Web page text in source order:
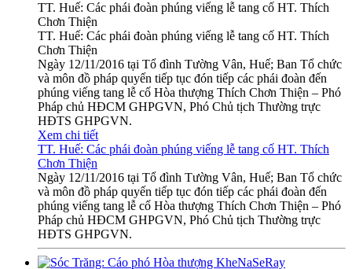
TT. Huế: Các phái đoàn phúng viếng lễ tang cố HT. Thích
Chơn Thiện
TT. Huế: Các phái đoàn phúng viếng lễ tang cố HT. Thích
Chơn Thiện
Ngày 12/11/2016 tại Tổ đình Tường Vân, Huế; Ban Tổ chức
và môn đồ pháp quyến tiếp tục đón tiếp các phái đoàn đến
phúng viếng tang lễ cố Hòa thượng Thích Chơn Thiện – Phó
Pháp chủ HĐCM GHPGVN, Phó Chủ tịch Thường trực
HĐTS GHPGVN.
Xem chi tiết
TT. Huế: Các phái đoàn phúng viếng lễ tang cố HT. Thích
Chơn Thiện
Ngày 12/11/2016 tại Tổ đình Tường Vân, Huế; Ban Tổ chức
và môn đồ pháp quyến tiếp tục đón tiếp các phái đoàn đến
phúng viếng tang lễ cố Hòa thượng Thích Chơn Thiện – Phó
Pháp chủ HĐCM GHPGVN, Phó Chủ tịch Thường trực
HĐTS GHPGVN.